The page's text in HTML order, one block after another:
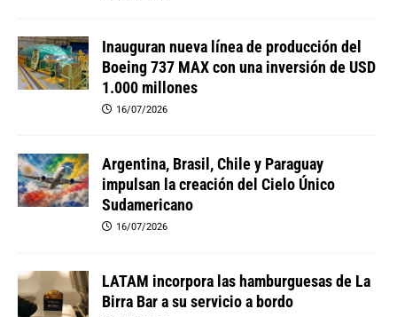
Inauguran nueva línea de producción del
Boeing 737 MAX con una inversión de USD
1.000 millones
16/07/2026
Argentina, Brasil, Chile y Paraguay
impulsan la creación del Cielo Único
Sudamericano
16/07/2026
LATAM incorpora las hamburguesas de La
Birra Bar a su servicio a bordo